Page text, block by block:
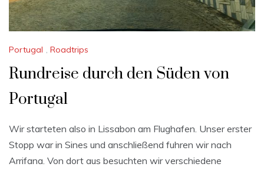
Portugal , Roadtrips
Rundreise durch den Süden von
Portugal
Wir starteten also in Lissabon am Flughafen. Unser erster
Stopp war in Sines und anschließend fuhren wir nach
Arrifana. Von dort aus besuchten wir verschiedene